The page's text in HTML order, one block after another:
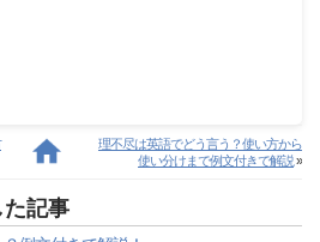
理不尽は英語でどう言う？使い方から
使い分けまで例文付きで解説»
た記事